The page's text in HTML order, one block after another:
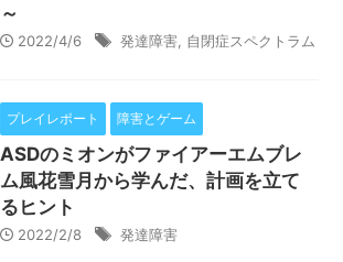
～
2022/4/6 発達障害 自閉症スペクトラム
プレイレポート 障害とゲーム
ASDのミオンがファイアーエムブレ
ム風花雪月から学んだ、計画を立て
るヒント
2022/2/8 発達障害